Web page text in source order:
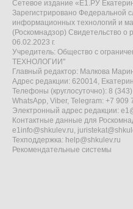
Сетевое издание «Е1.РУ
Зарегистрировано Федеральной
информационных технологий и
(Роскомнадзор) Свидетельство
06.02.2023 г.
Учредитель: Общество с
ТЕХНОЛОГИИ"
Главный редактор: Малкова
Адрес редакции: 620014,
Телефоны (круглосуточно): 8
WhatsApp, Viber, Telegram: +7 909
Электронный адрес редакции:
Контактные данные для
e1info@shkulev.ru,
Техподдержка: help@shkulev.ru
Рекомендательные системы